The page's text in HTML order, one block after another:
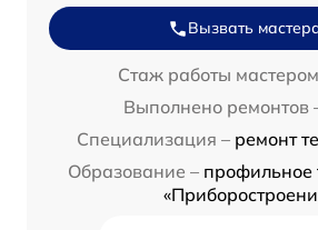
Вызвать
Стаж работы
Выполнено ремонтов
Специализация – ремонт
Образование – профильное